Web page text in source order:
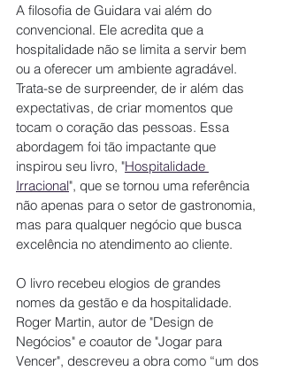
A filosofia de Guidara vai além do
convencional. Ele acredita que a
hospitalidade não se limita a servir bem
ou a oferecer um ambiente agradável.
Trata-se de surpreender, de ir além das
expectativas, de criar momentos que
tocam o coração das pessoas. Essa
abordagem foi tão impactante que
inspirou seu livro, "Hospitalidade
Irracional", que se tornou uma referência
não apenas para o setor de gastronomia,
mas para qualquer negócio que busca
excelência no atendimento ao cliente.
O livro recebeu elogios de grandes
nomes da gestão e da hospitalidade.
Roger Martin, autor de "Design de
Negócios" e coautor de "Jogar para
Vencer", descreveu a obra como “um dos